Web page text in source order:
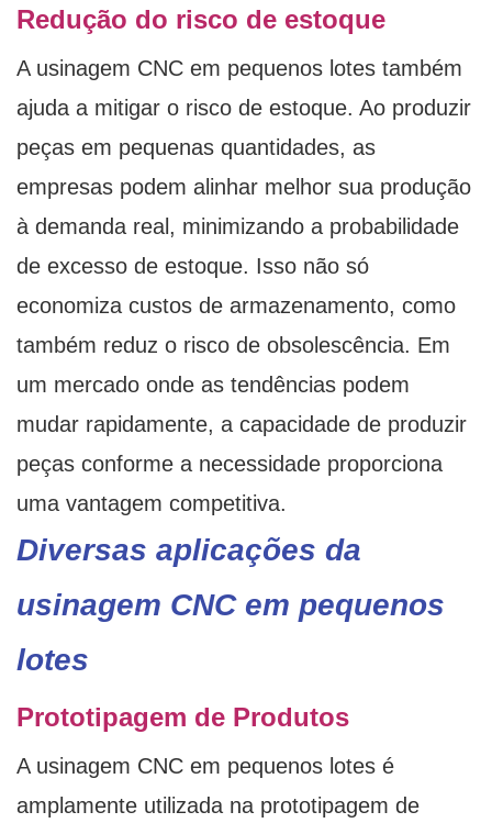
Redução do risco de estoque
A usinagem CNC em pequenos lotes também
ajuda a mitigar o risco de estoque. Ao produzir
peças em pequenas quantidades, as
empresas podem alinhar melhor sua produção
à demanda real, minimizando a probabilidade
de excesso de estoque. Isso não só
economiza custos de armazenamento, como
também reduz o risco de obsolescência. Em
um mercado onde as tendências podem
mudar rapidamente, a capacidade de produzir
peças conforme a necessidade proporciona
uma vantagem competitiva.
Diversas aplicações da
usinagem CNC em pequenos
lotes
Prototipagem de Produtos
A usinagem CNC em pequenos lotes é
amplamente utilizada na prototipagem de